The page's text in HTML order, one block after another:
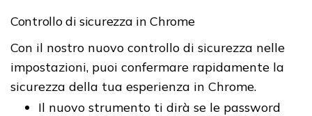
Controllo di sicurezza in Chrome
Con il nostro nuovo controllo di sicurezza nelle
impostazioni, puoi confermare rapidamente la
sicurezza della tua esperienza in Chrome.
Il nuovo strumento ti dirà se le password